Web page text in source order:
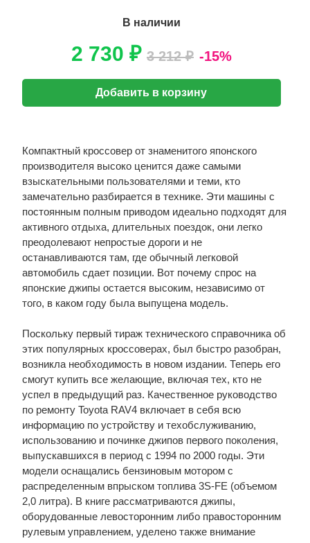
В наличии
2 730 ₽ 3 212 ₽ -15%
Добавить в корзину
Компактный кроссовер от знаменитого японского
производителя высоко ценится даже самыми
взыскательными пользователями и теми, кто
замечательно разбирается в технике. Эти машины с
постоянным полным приводом идеально подходят для
активного отдыха, длительных поездок, они легко
преодолевают непростые дороги и не
останавливаются там, где обычный легковой
автомобиль сдает позиции. Вот почему спрос на
японские джипы остается высоким, независимо от
того, в каком году была выпущена модель.
Поскольку первый тираж технического справочника об
этих популярных кроссоверах, был быстро разобран,
возникла необходимость в новом издании. Теперь его
смогут купить все желающие, включая тех, кто не
успел в предыдущий раз. Качественное руководство
по ремонту Toyota RAV4 включает в себя всю
информацию по устройству и техобслуживанию,
использованию и починке джипов первого поколения,
выпускавшихся в период с 1994 по 2000 годы. Эти
модели оснащались бензиновым мотором с
распределенным впрыском топлива 3S-FE (объемом
2,0 литра). В книге рассматриваются джипы,
оборудованные левосторонним либо правосторонним
рулевым управлением, уделено также внимание